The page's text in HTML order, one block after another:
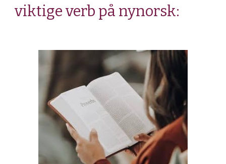
viktige verb på nynorsk: